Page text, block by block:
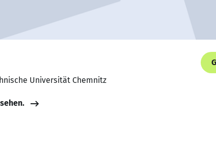
Universität Chemnitz